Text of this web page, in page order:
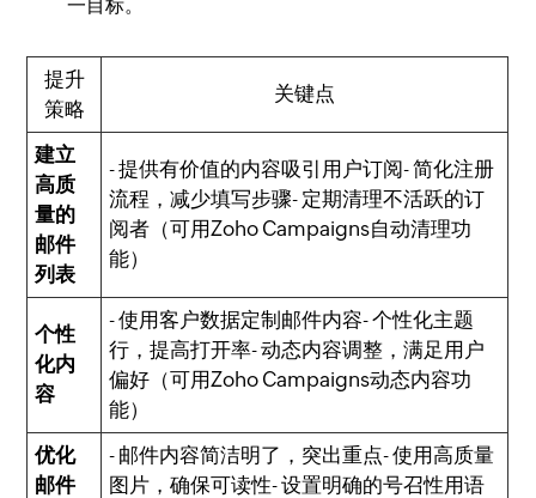
一目标。
提升
策略
关键点
建立
高质
量的
邮件
列表
- 提供有价值的内容吸引用户订阅- 简化注册
流程，减少填写步骤- 定期清理不活跃的订
阅者（可用Zoho Campaigns自动清理功
能）
个性
化内
容
- 使用客户数据定制邮件内容- 个性化主题
行，提高打开率- 动态内容调整，满足用户
偏好（可用Zoho Campaigns动态内容功
能）
优化
邮件
- 邮件内容简洁明了，突出重点- 使用高质量
图片，确保可读性- 设置明确的号召性用语